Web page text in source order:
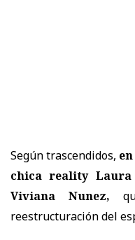
Según trascendidos,
chica reality
Viviana Nunez,
reestructuración del